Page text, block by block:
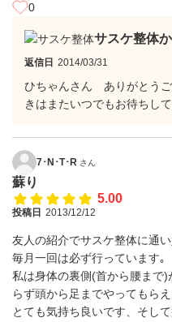
0
サスケ整体
返信日 2014/03/31
ひちゃんさん ありがとうご
きはまたいつでもお待ちして
7･N･T･R さん
蘇り
5.00
投稿日 2013/12/12
友人の紹介でサスケ整体に通
毎月一回は必ず行っています｡
私は身体の裏側(首から腰まで
らず頭から足までやってもら
とても気持ち良いです、そし